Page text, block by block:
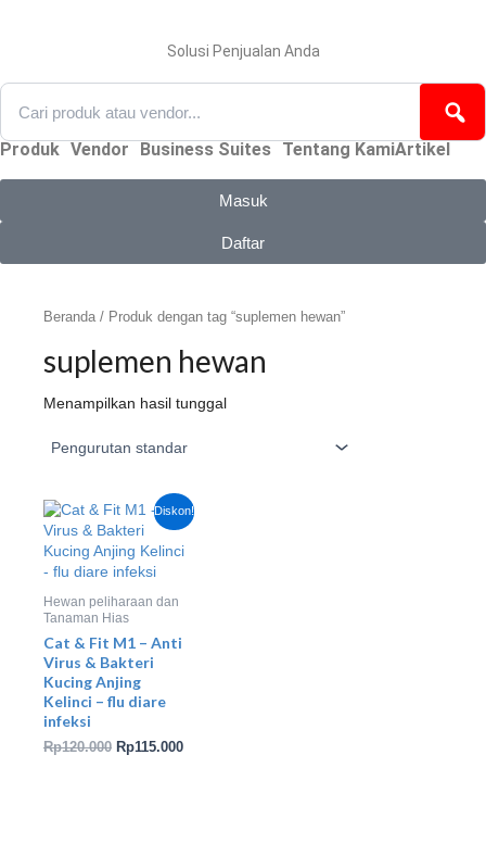
Solusi Penjualan Anda
Produk Vendor Business Suites Tentang KamiArtikel
Masuk
Daftar
Beranda / Produk dengan tag “suplemen hewan”
suplemen hewan
Menampilkan hasil tunggal
Diskon!
Hewan peliharaan dan
Tanaman Hias
Cat & Fit M1 – Anti
Virus & Bakteri
Kucing Anjing
Kelinci – flu diare
infeksi
Rp120.000
Harga
aslinya
adalah:
Rp120.000.
Rp115.000
Harga
saat
ini
adalah: